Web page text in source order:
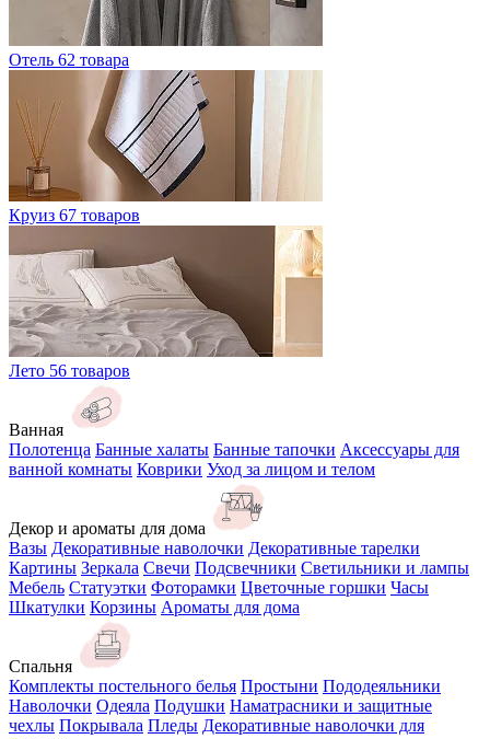
Отель 62 товара
Круиз 67 товаров
Лето 56 товаров
Ванная
Полотенца Банные халаты Банные тапочки Аксессуары для
ванной комнаты Коврики Уход за лицом и телом
Декор и ароматы для дома
Вазы Декоративные наволочки Декоративные тарелки
Картины Зеркала Свечи Подсвечники Светильники и лампы
Мебель Статуэтки Фоторамки Цветочные горшки Часы
Шкатулки Корзины Ароматы для дома
Спальня
Комплекты постельного белья Простыни Пододеяльники
Наволочки Одеяла Подушки Наматрасники и защитные
чехлы Покрывала Пледы Декоративные наволочки для